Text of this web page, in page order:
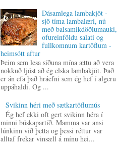
Dásamlega lambakjöt -
sjö tíma lambalæri, nú
með balsamikdöðlumauki,
ofureinföldu salati og
fullkomnum kartöflum -
heimsótt aftur
Þeim sem lesa síðuna mína ættu að vera
nokkuð ljóst að ég elska lambakjöt. Það
er án efa það hráefni sem ég hef í algeru
uppáhaldi. Og ...
Svikinn héri með sætkartöflumús
Ég hef ekki oft gert svikinn héra í
minni búskapartíð. Mamma var ansi
lúnkinn við þetta og þessi réttur var
alltaf frekar vinsæll á mínu hei...